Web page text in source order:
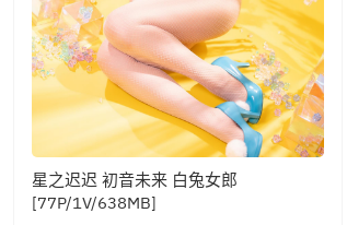
星之迟迟 初音未来 白兔女郎
[77P/1V/638MB]